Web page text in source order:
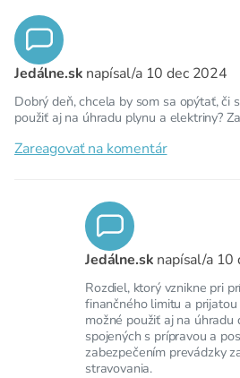
Jedálne.sk napísal/a 10 dec 2024
Dobrý deň, chcela by som sa opýtať, či
použiť aj na úhradu plynu a elektriny?
Zareagovať na komentár
Jedálne.sk napísal/a 10
Rozdiel, ktorý vznikne pri
finančného limitu a
možné použiť aj na úhradu
spojených s prípravou a
zabezpečením prevádzky
stravovania.